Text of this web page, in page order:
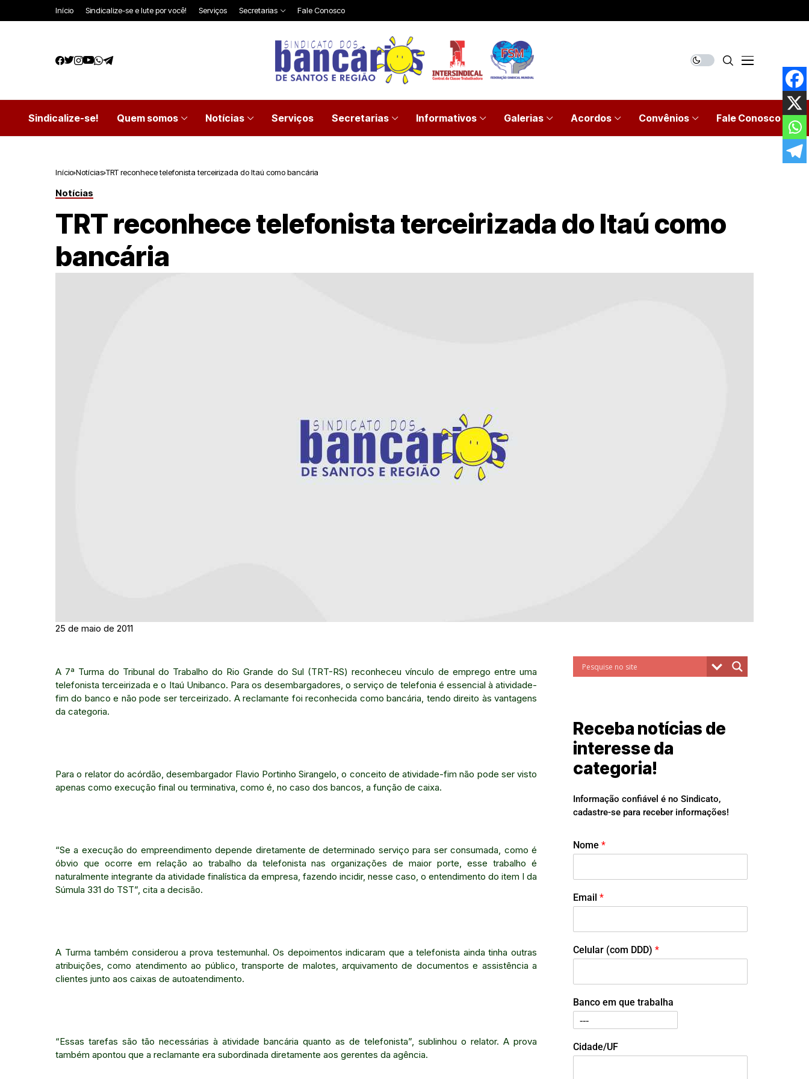
Início Sindicalize-se e lute por você! Serviços Secretarias Fale Conosco
Sindicalize-se! Quem somos Notícias Serviços Secretarias Informativos Galerias Acordos Convênios Fale Conosco
Início Notícias TRT reconhece telefonista terceirizada do Itaú como bancária
Notícias
TRT reconhece telefonista terceirizada do Itaú como
bancária
25 de maio de 2011
A 7ª Turma do Tribunal do Trabalho do Rio Grande do Sul (TRT-RS) reconheceu vínculo de emprego entre uma
telefonista terceirizada e o Itaú Unibanco. Para os desembargadores, o serviço de telefonia é essencial à atividade-
fim do banco e não pode ser terceirizado. A reclamante foi reconhecida como bancária, tendo direito às vantagens
da categoria.
Para o relator do acórdão, desembargador Flavio Portinho Sirangelo, o conceito de atividade-fim não pode ser visto
apenas como execução final ou terminativa, como é, no caso dos bancos, a função de caixa.
“Se a execução do empreendimento depende diretamente de determinado serviço para ser consumada, como é
óbvio que ocorre em relação ao trabalho da telefonista nas organizações de maior porte, esse trabalho é
naturalmente integrante da atividade finalística da empresa, fazendo incidir, nesse caso, o entendimento do item I da
Súmula 331 do TST”, cita a decisão.
A Turma também considerou a prova testemunhal. Os depoimentos indicaram que a telefonista ainda tinha outras
atribuições, como atendimento ao público, transporte de malotes, arquivamento de documentos e assistência a
clientes junto aos caixas de autoatendimento.
“Essas tarefas são tão necessárias à atividade bancária quanto as de telefonista”, sublinhou o relator. A prova
também apontou que a reclamante era subordinada diretamente aos gerentes da agência.
Receba notícias de
interesse da
categoria!
Informação confiável é no Sindicato,
cadastre-se para receber informações!
Nome *
Email *
Celular (com DDD) *
Banco em que trabalha
Cidade/UF